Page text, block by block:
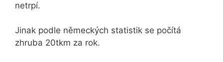
netrpí.
Jinak podle německých statistik se počítá
zhruba 20tkm za rok.